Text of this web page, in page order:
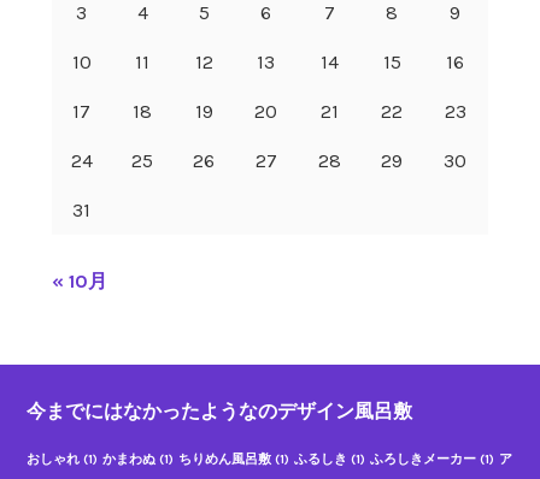
3 4 5 6 7 8 9
10 11 12 13 14 15 16
17 18 19 20 21 22 23
24 25 26 27 28 29 30
31
« 10月
今までにはなかったようなのデザイン風呂敷
おしゃれ (1) かまわぬ (1) ちりめん風呂敷 (1) ふるしき (1) ふろしきメーカー (1) ア